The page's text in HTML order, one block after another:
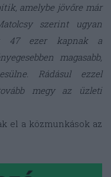
amelybe jövőre már
szerint ugyan
47 ezer kapnak a
magasabb,
Rádásul ezzel
megy az üzleti
el a közmunkások az